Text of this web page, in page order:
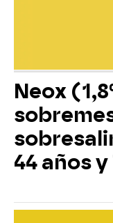
Neox
44 años